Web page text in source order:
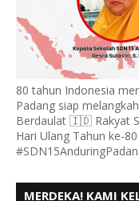
80 tahun Indonesia
Padang siap
Berdaulat 🇮🇩 Rakyat
Hari Ulang Tahun ke-
MERDEKA! KAMI